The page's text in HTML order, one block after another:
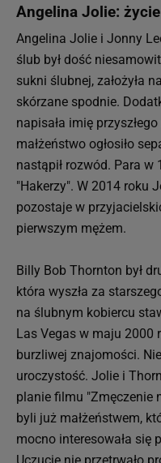
Angelina Jolie:
Angelina Jolie i Jonny
ślub był dość
sukni ślubnej, założyła
skórzane spodnie.
napisała imię
małżeństwo ogłosiło
nastąpił rozwód. Para
"Hakerzy". W 2014 roku
pozostaje w
pierwszym mężem.
Billy Bob Thornton był
która wyszła za
na ślubnym kobiercu
Las Vegas w maju 2000
burzliwej znajomości.
uroczystość. Jolie i
planie filmu "Zmęczenie
byli już małżeństwem,
mocno interesowała się